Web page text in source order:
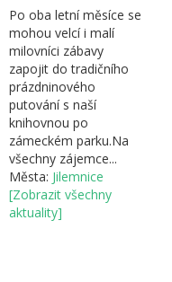
Po oba letní měsíce se
mohou velcí i malí
milovníci zábavy
zapojit do tradičního
prázdninového
putování s naší
knihovnou po
zámeckém parku.Na
všechny zájemce...
Města: Jilemnice
[Zobrazit všechny
aktuality]